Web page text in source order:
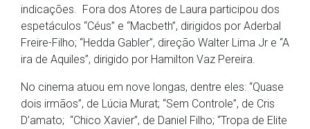
indicações. Fora dos Atores de Laura participou dos
espetáculos “Céus” e “Macbeth”, dirigidos por Aderbal
Freire-Filho; “Hedda Gabler”, direção Walter Lima Jr e “A
ira de Aquiles”, dirigido por Hamilton Vaz Pereira.
No cinema atuou em nove longas, dentre eles: “Quase
dois irmãos”, de Lúcia Murat; “Sem Controle”, de Cris
D’amato; “Chico Xavier”, de Daniel Filho; “Tropa de Elite